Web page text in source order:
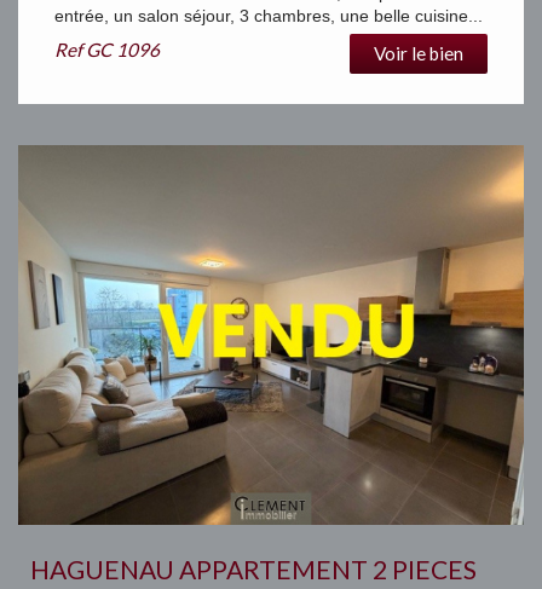
entrée, un salon séjour, 3 chambres, une belle cuisine...
RefGC 1096 Voir le bien
HAGUENAU APPARTEMENT 2 PIECES